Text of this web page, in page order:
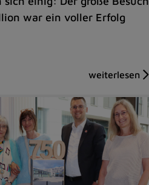
war ein voller Erfolg